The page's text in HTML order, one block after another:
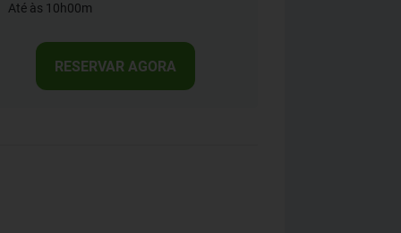
Até às 10h00m
RESERVAR AGORA